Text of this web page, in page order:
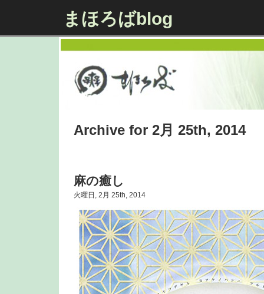
まほろばblog
Archive for 2月 25th, 2014
麻の癒し
火曜日, 2月 25th, 2014